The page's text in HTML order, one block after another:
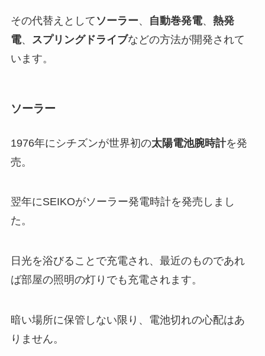
その代替えとして ソーラー、 自動巻発電、 熱発
電、 スプリングドライブなどの方法が開発されて
います。
ソーラー
1976年にシチズンが世界初の太陽電池腕時計を発
売。
翌年にSEIKOがソーラー発電時計を発売しまし
た。
日光を浴びることで充電され、最近のものであれ
ば部屋の照明の灯りでも充電されます。
暗い場所に保管しない限り、電池切れの心配はあ
りません。